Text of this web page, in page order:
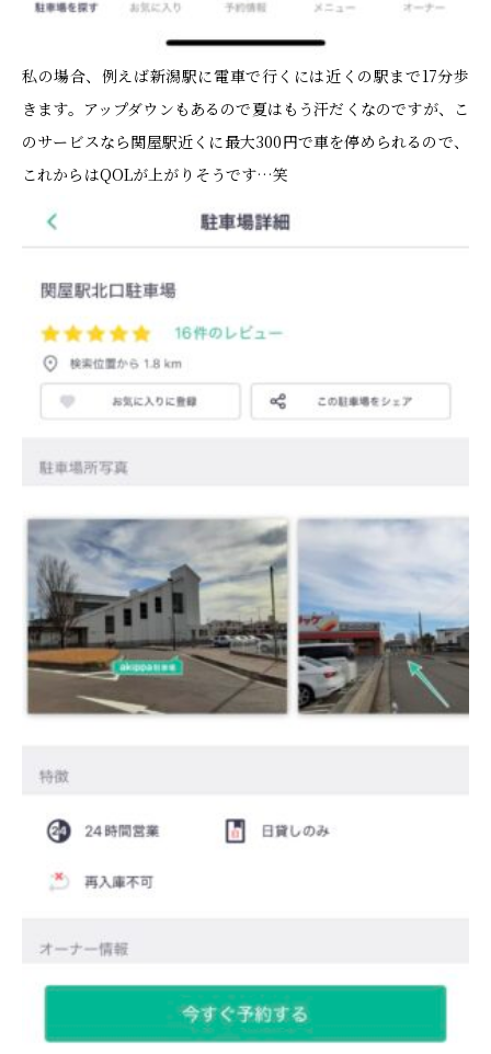
私の場合、例えば新潟駅に電車で行くには近くの駅まで17分歩
きます。アップダウンもあるので夏はもう汗だくなのですが、こ
のサービスなら関屋駅近くに最大300円で車を停められるので、
これからはQOLが上がりそうです…笑